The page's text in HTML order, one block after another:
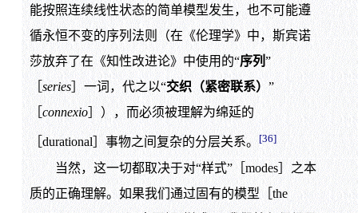
能按照连续线性状态的简单模型发生，也不可能遵
循永恒不变的序列法则（在《伦理学》中，斯宾诺
莎放弃了在《知性改进论》中使用的“序列”
series］一词，代之以“交织（紧密联系） ”
connexio］），而必须被理解为绵延的
［durational］事物之间复杂的分层关系。 [36]
当然，这一切都取决于对“样式”［modes］之本
质的正确理解。如果我们通过固有的模型［the